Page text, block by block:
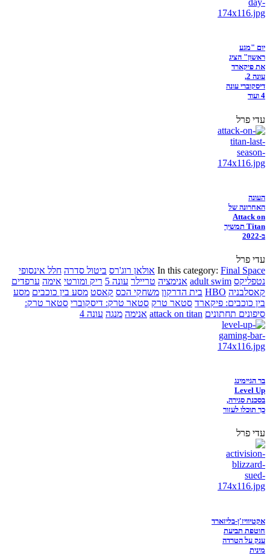
יום "מגע
ראשון" הציג
את פיקארד
עונה 2,
דיסקוברי עונה
4 ועוד
עדי פרל
העונה
האחרונה של
Attack on
Titan תמשיך
ב-2022
עדי פרל
In this category: Final Space אולאן רוג'רס ביטול סדרה חלל אינסופי
נטפליקס adult swim אנימציה טריילר עונה 5 ריק ומורטי אימה ערפדים
קאסלבניה HBO בית הדרקון משחקי הכס קאסט מסע בין כוכבים מסע
בין כוכבים: פיקארד סטאר טרק סטאר טרק: דיסקוברי סטאר טרק:
סיפונים תחתונים attack on titan אנימה מנגה עונה 4
בר הגיימינג
Level Up
בסכנת סגירה,
כך תוכלו לעזור
עדי פרל
אקטיוויז'ן-בליזארד
חוטפת תביעת
ענק על הטרדה
מינית